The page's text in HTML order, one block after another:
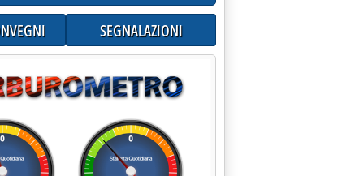
bulgaro: è progetto importante'
SEGNALAZIONI